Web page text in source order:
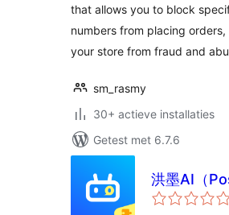
that allows you to block
numbers from placing
your store from fraud and
sm_rasmy
30+ actieve installaties
Getest met 6.7.6
洪墨AI（